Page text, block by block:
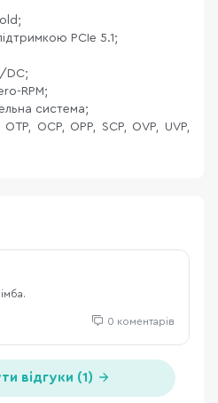
PCIe 5.1;
DC;
RPM;
система;
OCP, OPP, SCP, OVP, UVP,
0 коментарів
відгуки (1)